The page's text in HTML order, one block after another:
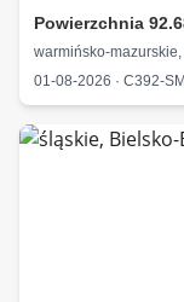
Powierzchnia
warmińsko-
01-08-2026 · C392-